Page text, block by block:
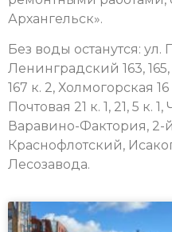
Архангельск».
Без воды останутся: ул.
Ленинградский 163, 165,
167 к. 2, Холмогорская
Почтовая 21 к. 1, 21, 5 к.
Варавино-Фактория, 2-
Краснофлотский,
Лесозавода.